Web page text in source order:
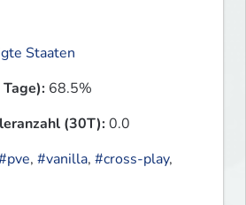
Staaten
68.5%
(30T):0.0
, #vanilla, #cross-play,